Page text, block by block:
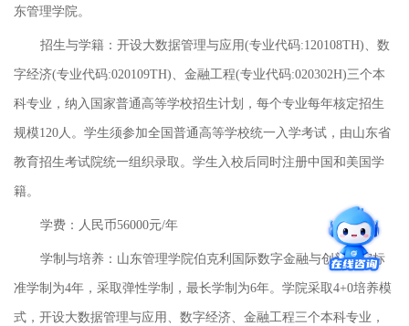
东管理学院。
招生与学籍：开设大数据管理与应用(专业代码:120108TH)、数
字经济(专业代码:020109TH)、金融工程(专业代码:020302H)三个本
科专业，纳入国家普通高等学校招生计划，每个专业每年核定招生
规模120人。学生须参加全国普通高等学校统一入学考试，由山东省
教育招生考试院统一组织录取。学生入校后同时注册中国和美国学
籍。
学费：人民币56000元/年
学制与培养：山东管理学院伯克利国际数字金融与创新学院标
准学制为4年，采取弹性学制，最长学制为6年。学院采取4+0培养模
式，开设大数据管理与应用、数字经济、金融工程三个本科专业，